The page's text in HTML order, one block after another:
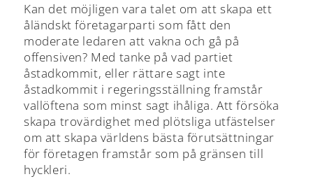
Kan det möjligen vara talet om att skapa ett
åländskt företagarparti som fått den
moderate ledaren att vakna och gå på
offensiven? Med tanke på vad partiet
åstadkommit, eller rättare sagt inte
åstadkommit i regeringsställning framstår
vallöftena som minst sagt ihåliga. Att försöka
skapa trovärdighet med plötsliga utfästelser
om att skapa världens bästa förutsättningar
för företagen framstår som på gränsen till
hyckleri.